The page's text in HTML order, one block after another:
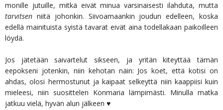
monille jutuille, mitkä eivät minua varsinaisesti ilahduta, mutta
tarvitsen niitä johonkin. Siivoamaankin joudun edelleen, koska
edellä mainituista syistä tavarat eivät aina todellakaan paikoilleen
löydä.
Jos jätetään saivartelut sikseen, ja yritän kiteyttää tämän
eepokseni jotenkin, niin kehotan näin: Jos koet, että kotisi on
ahdas, olosi hermostunut ja kaipaat selkeyttä niin kaappiisi kuin
mieleesi, niin suosittelen Konmaria lämpimästi. Minulla matka
jatkuu vielä, hyvän alun jälkeen ♥